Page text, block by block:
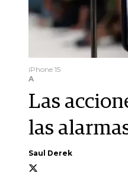
iPhone 15
A
Las
las
Saul Derek